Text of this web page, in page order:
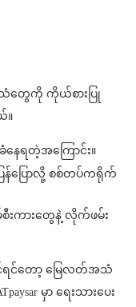
တွေကို ကိုယ်စားပြု
။
ေရတဲ့အကြောင်း။
န်ပြောလို့ စစ်တပ်ကရိုက်
ကားတွေနဲ့ လိုက်ဖမ်း
င်ရင်တော့ မြေလတ်အသံ
မှာ ရေးသားပေး